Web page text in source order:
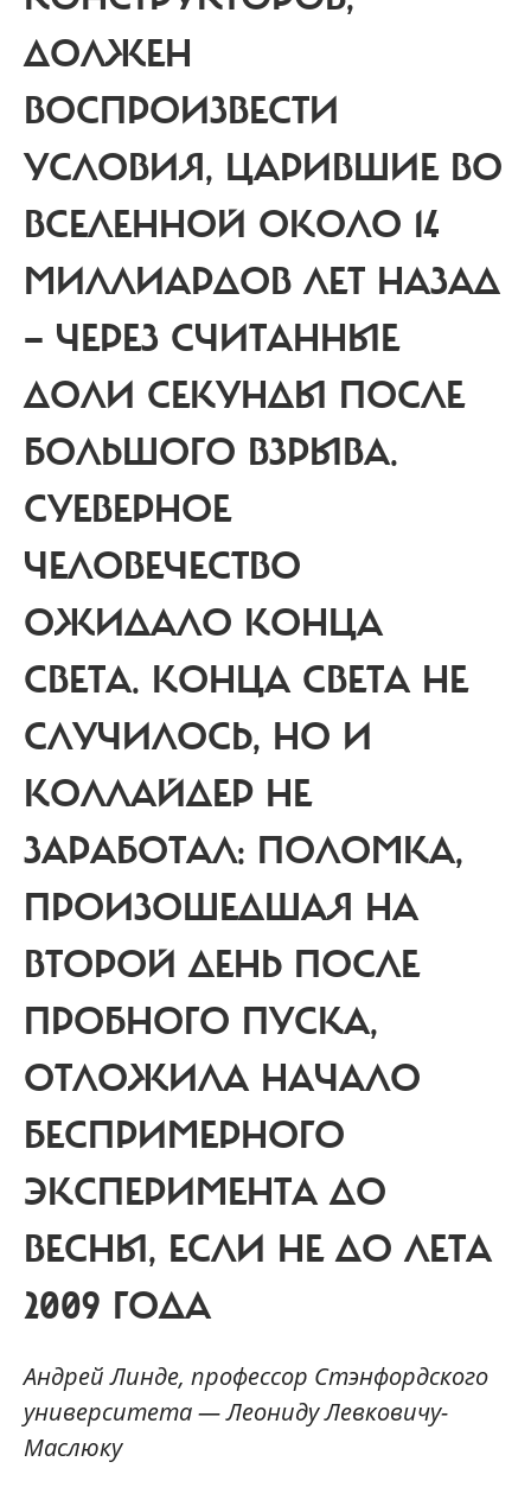
ДОЛЖЕН
ВОСПРОИЗВЕСТИ
УСЛОВИЯ, ЦАРИВШИЕ ВО
ВСЕЛЕННОЙ ОКОЛО 14
МИЛЛИАРДОВ ЛЕТ НАЗАД
— ЧЕРЕЗ СЧИТАННЫЕ
ДОЛИ СЕКУНДЫ ПОСЛЕ
БОЛЬШОГО ВЗРЫВА.
СУЕВЕРНОЕ
ЧЕЛОВЕЧЕСТВО
ОЖИДАЛО КОНЦА
СВЕТА. КОНЦА СВЕТА НЕ
СЛУЧИЛОСЬ, НО И
КОЛЛАЙДЕР НЕ
ЗАРАБОТАЛ: ПОЛОМКА,
ПРОИЗОШЕДШАЯ НА
ВТОРОЙ ДЕНЬ ПОСЛЕ
ПРОБНОГО ПУСКА,
ОТЛОЖИЛА НАЧАЛО
БЕСПРИМЕРНОГО
ЭКСПЕРИМЕНТА ДО
ВЕСНЫ, ЕСЛИ НЕ ДО ЛЕТА
2009 ГОДА
Андрей Линде, профессор Стэнфордского
университета — Леониду Левковичу-
Маслюку